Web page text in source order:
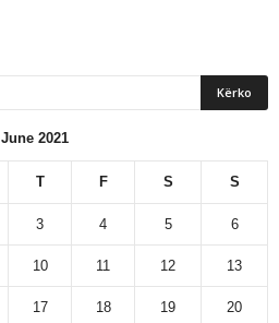
June 2021
T F S S
3 4 5 6
10 11 12 13
17 18 19 20